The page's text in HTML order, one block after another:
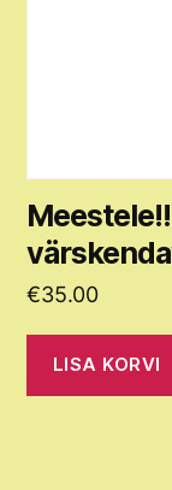
€35.00
LISA KORVI